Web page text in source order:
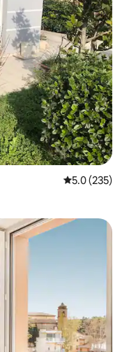
Ukadiriaji wa
5.0 (235)